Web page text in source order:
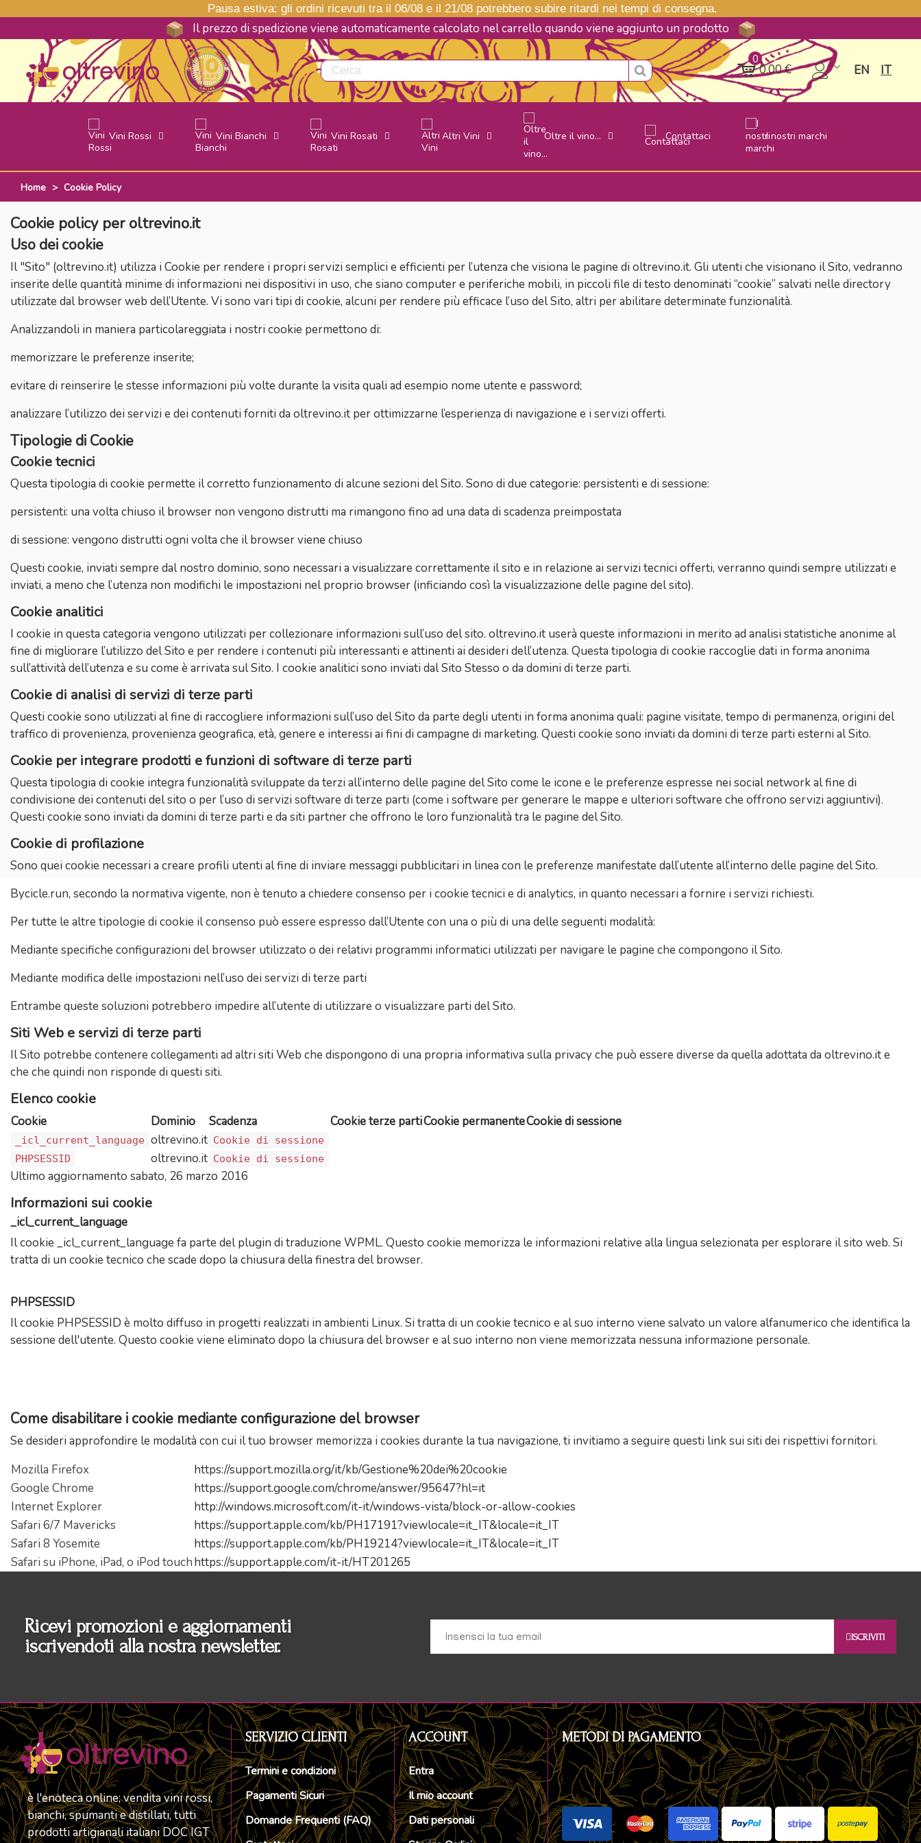
Pausa estiva: gli ordini ricevuti tra il 06/08 e il 21/08 potrebbero subire ritardi nei tempi di consegna.
Il prezzo di spedizione viene automaticamente calcolato nel carrello quando viene aggiunto un prodotto
0
0,00 € EN IT
Vini Rossi Vini Bianchi Vini Rosati Altri Vini Oltre il vino... Contattaci I nostri marchi
Home > Cookie Policy
Cookie policy per oltrevino.it
Uso dei cookie
Il "Sito" (oltrevino.it) utilizza i Cookie per rendere i propri servizi semplici e efficienti per l’utenza che visiona le pagine di oltrevino.it. Gli utenti che visionano il Sito, vedranno
inserite delle quantità minime di informazioni nei dispositivi in uso, che siano computer e periferiche mobili, in piccoli file di testo denominati “cookie” salvati nelle directory
utilizzate dal browser web dell’Utente. Vi sono vari tipi di cookie, alcuni per rendere più efficace l’uso del Sito, altri per abilitare determinate funzionalità.
Analizzandoli in maniera particolareggiata i nostri cookie permettono di:
memorizzare le preferenze inserite;
evitare di reinserire le stesse informazioni più volte durante la visita quali ad esempio nome utente e password;
analizzare l’utilizzo dei servizi e dei contenuti forniti da oltrevino.it per ottimizzarne l’esperienza di navigazione e i servizi offerti.
Tipologie di Cookie
Cookie tecnici
Questa tipologia di cookie permette il corretto funzionamento di alcune sezioni del Sito. Sono di due categorie: persistenti e di sessione:
persistenti: una volta chiuso il browser non vengono distrutti ma rimangono fino ad una data di scadenza preimpostata
di sessione: vengono distrutti ogni volta che il browser viene chiuso
Questi cookie, inviati sempre dal nostro dominio, sono necessari a visualizzare correttamente il sito e in relazione ai servizi tecnici offerti, verranno quindi sempre utilizzati e
inviati, a meno che l’utenza non modifichi le impostazioni nel proprio browser (inficiando così la visualizzazione delle pagine del sito).
Cookie analitici
I cookie in questa categoria vengono utilizzati per collezionare informazioni sull’uso del sito. oltrevino.it userà queste informazioni in merito ad analisi statistiche anonime al
fine di migliorare l’utilizzo del Sito e per rendere i contenuti più interessanti e attinenti ai desideri dell’utenza. Questa tipologia di cookie raccoglie dati in forma anonima
sull’attività dell’utenza e su come è arrivata sul Sito. I cookie analitici sono inviati dal Sito Stesso o da domini di terze parti.
Cookie di analisi di servizi di terze parti
Questi cookie sono utilizzati al fine di raccogliere informazioni sull’uso del Sito da parte degli utenti in forma anonima quali: pagine visitate, tempo di permanenza, origini del
traffico di provenienza, provenienza geografica, età, genere e interessi ai fini di campagne di marketing. Questi cookie sono inviati da domini di terze parti esterni al Sito.
Cookie per integrare prodotti e funzioni di software di terze parti
Questa tipologia di cookie integra funzionalità sviluppate da terzi all’interno delle pagine del Sito come le icone e le preferenze espresse nei social network al fine di
condivisione dei contenuti del sito o per l’uso di servizi software di terze parti (come i software per generare le mappe e ulteriori software che offrono servizi aggiuntivi).
Questi cookie sono inviati da domini di terze parti e da siti partner che offrono le loro funzionalità tra le pagine del Sito.
Cookie di profilazione
Sono quei cookie necessari a creare profili utenti al fine di inviare messaggi pubblicitari in linea con le preferenze manifestate dall’utente all’interno delle pagine del Sito.
Bycicle.run, secondo la normativa vigente, non è tenuto a chiedere consenso per i cookie tecnici e di analytics, in quanto necessari a fornire i servizi richiesti.
Per tutte le altre tipologie di cookie il consenso può essere espresso dall’Utente con una o più di una delle seguenti modalità:
Mediante specifiche configurazioni del browser utilizzato o dei relativi programmi informatici utilizzati per navigare le pagine che compongono il Sito.
Mediante modifica delle impostazioni nell’uso dei servizi di terze parti
Entrambe queste soluzioni potrebbero impedire all’utente di utilizzare o visualizzare parti del Sito.
Siti Web e servizi di terze parti
Il Sito potrebbe contenere collegamenti ad altri siti Web che dispongono di una propria informativa sulla privacy che può essere diverse da quella adottata da oltrevino.it e
che che quindi non risponde di questi siti.
Elenco cookie
Cookie Dominio Scadenza Cookie terze partiCookie permanenteCookie di sessione
_icl_current_language oltrevino.it Cookie di sessione
PHPSESSID
oltrevino.it Cookie di sessione
Ultimo aggiornamento sabato, 26 marzo 2016
Informazioni sui cookie
_icl_current_language
Il cookie _icl_current_language fa parte del plugin di traduzione WPML. Questo cookie memorizza le informazioni relative alla lingua selezionata per esplorare il sito web. Si
tratta di un cookie tecnico che scade dopo la chiusura della finestra del browser.
PHPSESSID
Il cookie PHPSESSID è molto diffuso in progetti realizzati in ambienti Linux. Si tratta di un cookie tecnico e al suo interno viene salvato un valore alfanumerico che identifica la
sessione dell'utente. Questo cookie viene eliminato dopo la chiusura del browser e al suo interno non viene memorizzata nessuna informazione personale.
Come disabilitare i cookie mediante configurazione del browser
Se desideri approfondire le modalità con cui il tuo browser memorizza i cookies durante la tua navigazione, ti invitiamo a seguire questi link sui siti dei rispettivi fornitori.
Mozilla Firefox
https://support.mozilla.org/it/kb/Gestione%20dei%20cookie
Google Chrome
https://support.google.com/chrome/answer/95647?hl=it
Internet Explorer
http://windows.microsoft.com/it-it/windows-vista/block-or-allow-cookies
Safari 6/7 Mavericks
https://support.apple.com/kb/PH17191?viewlocale=it_IT&locale=it_IT
Safari 8 Yosemite
https://support.apple.com/kb/PH19214?viewlocale=it_IT&locale=it_IT
Safari su iPhone, iPad, o iPod touchhttps://support.apple.com/it-it/HT201265
Ricevi promozioni e aggiornamenti
iscrivendoti alla nostra newsletter.
ISCRIVITI
è l'enoteca online; vendita vini rossi,
bianchi, spumanti e distillati, tutti
prodotti artigianali italiani DOC IGT
SERVIZIO CLIENTI
Termini e condizioni
Pagamenti Sicuri
Domande Frequenti (FAQ)
ACCOUNT
Entra
Il mio account
Dati personali
METODI DI PAGAMENTO